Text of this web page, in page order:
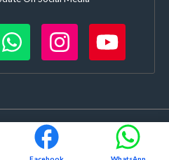
rights reserved • Created by-
Mo. 8378908271